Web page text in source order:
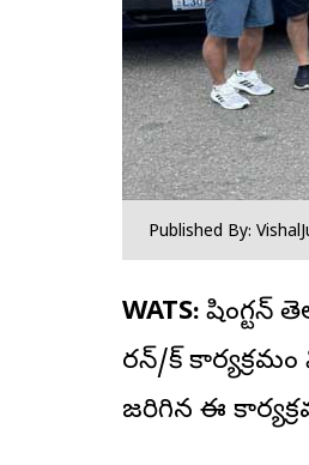
Published By: Vishal
WATS: వాషింగ్టన్
రన్/వాక్
జరిగిన ఈ